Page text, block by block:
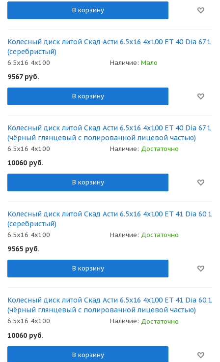
В корзину
Колесный диск литой Скад Асти 6.5x16 4x100 ET 40 Dia 67.1
(серебристый)
6.5x16 4x100 Наличие: Мало
9567руб.
В корзину
Колесный диск литой Скад Асти 6.5x16 4x100 ET 40 Dia 67.1
(чёрный глянцевый с полированной лицевой частью)
6.5x16 4x100 Наличие: Достаточно
10060 руб.
В корзину
Колесный диск литой Скад Асти 6.5x16 4x100 ET 41 Dia 60.1
(серебристый)
6.5x16 4x100 Наличие: Достаточно
9565 руб.
В корзину
Колесный диск литой Скад Асти 6.5x16 4x100 ET 41 Dia 60.1
(чёрный глянцевый с полированной лицевой частью)
6.5x16 4x100 Наличие: Достаточно
10060 руб.
В корзину